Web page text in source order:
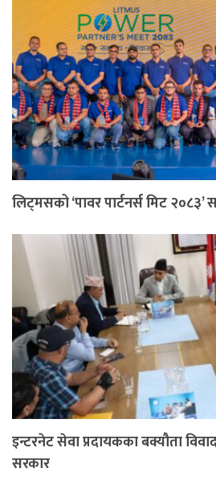
लिट्मसको ‘पावर पार्टनर्स मिट २०८३’
इन्टरनेट सेवा प्रदायकका बक्यौता
सरकार